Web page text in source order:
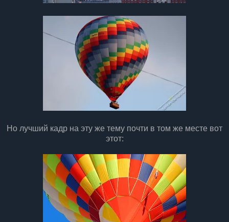
Но лучший кадр на эту же тему почти в том же месте вот
этот: